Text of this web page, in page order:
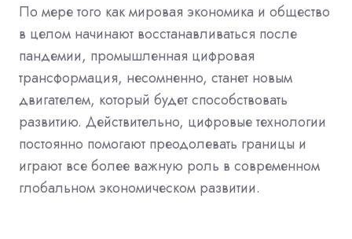
По мере того как мировая экономика и общество
в целом начинают восстанавливаться после
пандемии, промышленная цифровая
трансформация, несомненно, станет новым
двигателем, который будет способствовать
развитию. Действительно, цифровые технологии
постоянно помогают преодолевать границы и
играют все более важную роль в современном
глобальном экономическом развитии.